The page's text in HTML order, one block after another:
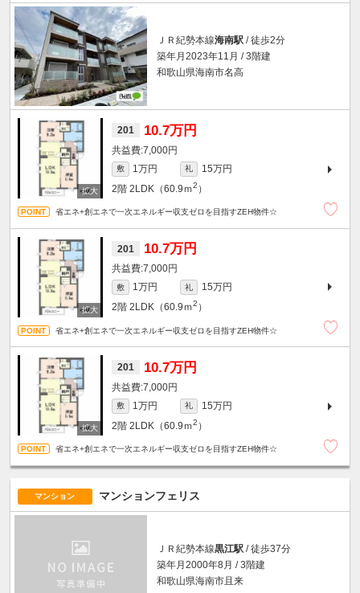
ＪＲ紀勢本線海南駅 / 徒歩2分
築年月2023年11月 / 3階建
和歌山県海南市名高
201 10.7万円
7,000円
敷 1万円 礼
15万円
2階 2LDK（60.9ｍ2 ）
省エネ+創エネで一次エネルギー収支ゼロを目指すZEH物件☆
201 10.7万円
7,000円
敷 1万円 礼
15万円
2階 2LDK（60.9ｍ2 ）
省エネ+創エネで一次エネルギー収支ゼロを目指すZEH物件☆
201 10.7万円
7,000円
敷 1万円 礼
15万円
2階 2LDK（60.9ｍ2 ）
省エネ+創エネで一次エネルギー収支ゼロを目指すZEH物件☆
マンション マンションフェリス
ＪＲ紀勢本線黒江駅 / 徒歩37分
築年月2000年8月 / 3階建
和歌山県海南市且来